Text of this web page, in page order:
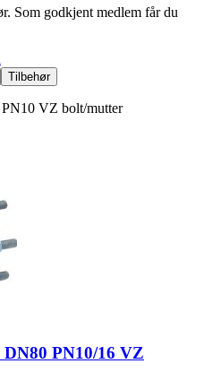
Som godkjent medlem får du
Tilbehør
VZ bolt/mutter
PN10/16 VZ